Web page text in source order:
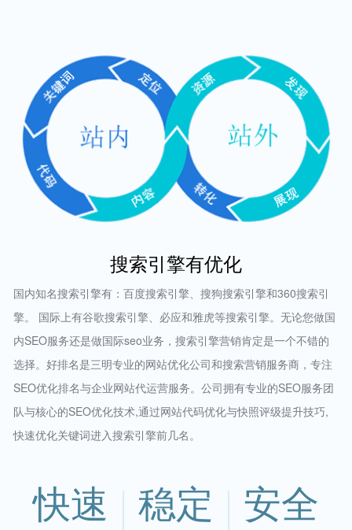
搜索引擎有优化
国内知名搜索引擎有：百度搜索引擎、搜狗搜索引擎和360搜索引
擎。 国际上有谷歌搜索引擎、必应和雅虎等搜索引擎。无论您做国
内SEO服务还是做国际seo业务，搜索引擎营销肯定是一个不错的
选择。好排名是三明专业的网站优化公司和搜索营销服务商，专注
SEO优化排名与企业网站代运营服务。公司拥有专业的SEO服务团
队与核心的SEO优化技术,通过网站代码优化与快照评级提升技巧,
快速优化关键词进入搜索引擎前几名。
快速 稳定 安全